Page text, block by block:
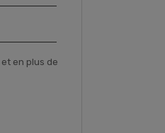
en plus de